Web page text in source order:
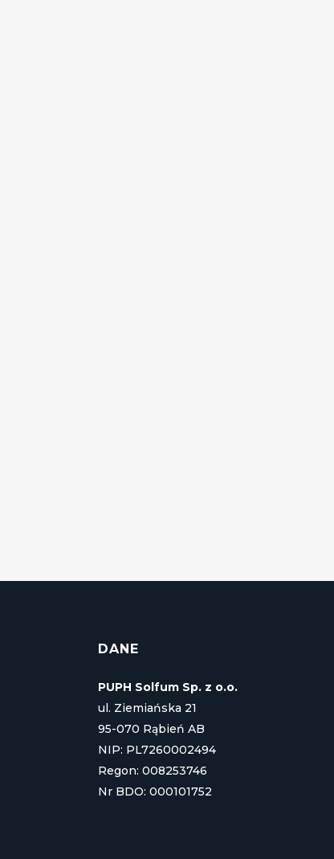
DANE
PUPH Solfum Sp. z o.o.
ul. Ziemiańska 21
95-070 Rąbień AB
NIP: PL7260002494
Regon: 008253746
Nr BDO: 000101752